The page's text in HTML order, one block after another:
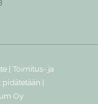
| Toimitus- ja
pidätetään |
Oy